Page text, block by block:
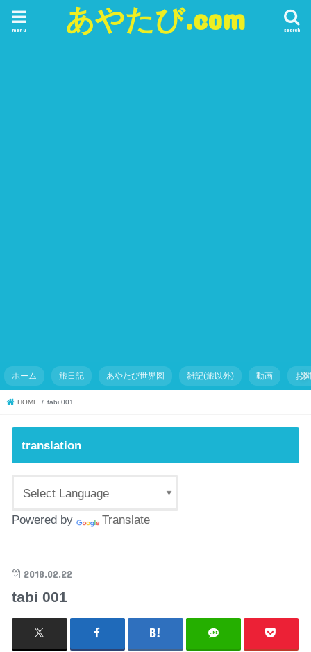
あやたび.com search
menu
ホーム 旅日記 あやたび世界図 雑記(旅以外) 動画 お
HOME tabi 001
translation
Powered by Translate
2018.02.22
tabi 001